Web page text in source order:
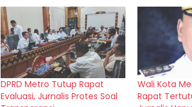
DPRD Metro Tutup Rapat
Evaluasi, Jurnalis Protes Soal
Wali Kota
Rapat